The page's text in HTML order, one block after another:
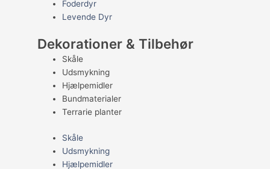
Foderdyr
Levende Dyr
Dekorationer & Tilbehør
Skåle
Udsmykning
Hjælpemidler
Bundmaterialer
Terrarie planter
Skåle
Udsmykning
Hjælpemidler